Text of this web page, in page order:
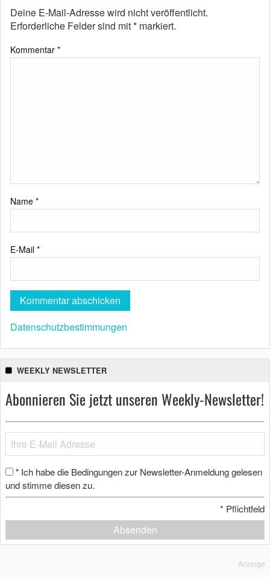
Deine E-Mail-Adresse wird nicht veröffentlicht.
Erforderliche Felder sind mit* markiert.
Kommentar *
Name *
E-Mail *
Datenschutzbestimmungen
WEEKLY NEWSLETTER
Abonnieren Sie jetzt unseren Weekly-Newsletter!
* Ich habe die Bedingungen zur Newsletter-Anmeldung gelesen
und stimme diesen zu.
* Pflichtfeld
Absenden
Anzeige